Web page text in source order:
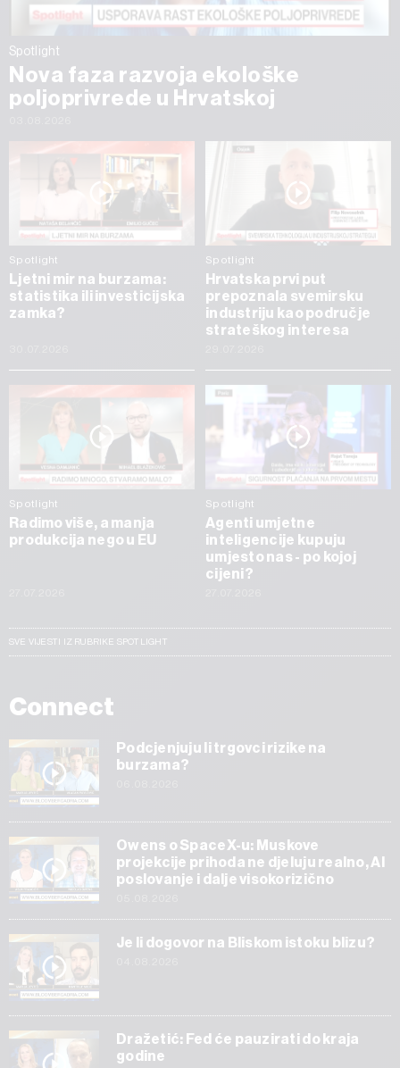
Spotlight
Nova faza razvoja ekološke
poljoprivrede u Hrvatskoj
Spotlight
Ljetni mir na burzama:
statistika ili investicijska
zamka?
Spotlight
Hrvatska prvi put
prepoznala svemirsku
industriju kao područje
strateškog interesa
Spotlight
Radimo više, a manja
produkcija nego u EU
Spotlight
Agenti umjetne
inteligencije kupuju
umjesto nas - po kojoj
cijeni?
SVE VIJESTI IZ RUBRIKE SPOTLIGHT
Connect
Podcjenjuju li trgovci rizike na
burzama?
Owens o SpaceX-u: Muskove
projekcije prihoda ne djeluju realno, AI
poslovanje i dalje visokorizično
Je li dogovor na Bliskom istoku blizu?
Dražetić: Fed će pauzirati do kraja
godine